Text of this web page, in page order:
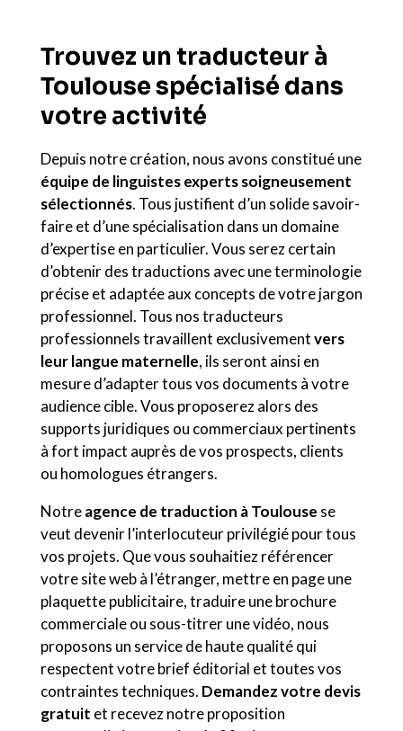
Trouvez un traducteur à
Toulouse spécialisé dans
votre activité
Depuis notre création, nous avons constitué une
équipe de linguistes experts soigneusement
sélectionnés. Tous justifient d’un solide savoir-
faire et d’une spécialisation dans un domaine
d’expertise en particulier. Vous serez certain
d’obtenir des traductions avec une terminologie
précise et adaptée aux concepts de votre jargon
professionnel. Tous nos traducteurs
professionnels travaillent exclusivementvers
leur langue maternelle, ils seront ainsi en
mesure d’adapter tous vos documents à votre
audience cible. Vous proposerez alors des
supports juridiques ou commerciaux pertinents
à fort impact auprès de vos prospects, clients
ou homologues étrangers.
Notreagence de traduction à Toulouse se
veut devenir l’interlocuteur privilégié pour tous
vos projets. Que vous souhaitiez référencer
votre site web à l’étranger, mettre en page une
plaquette publicitaire, traduire une brochure
commerciale ou sous-titrer une vidéo, nous
proposons un service de haute qualité qui
respectent votre brief éditorial et toutes vos
contraintes techniques. Demandez votre devis
gratuit et recevez notre proposition